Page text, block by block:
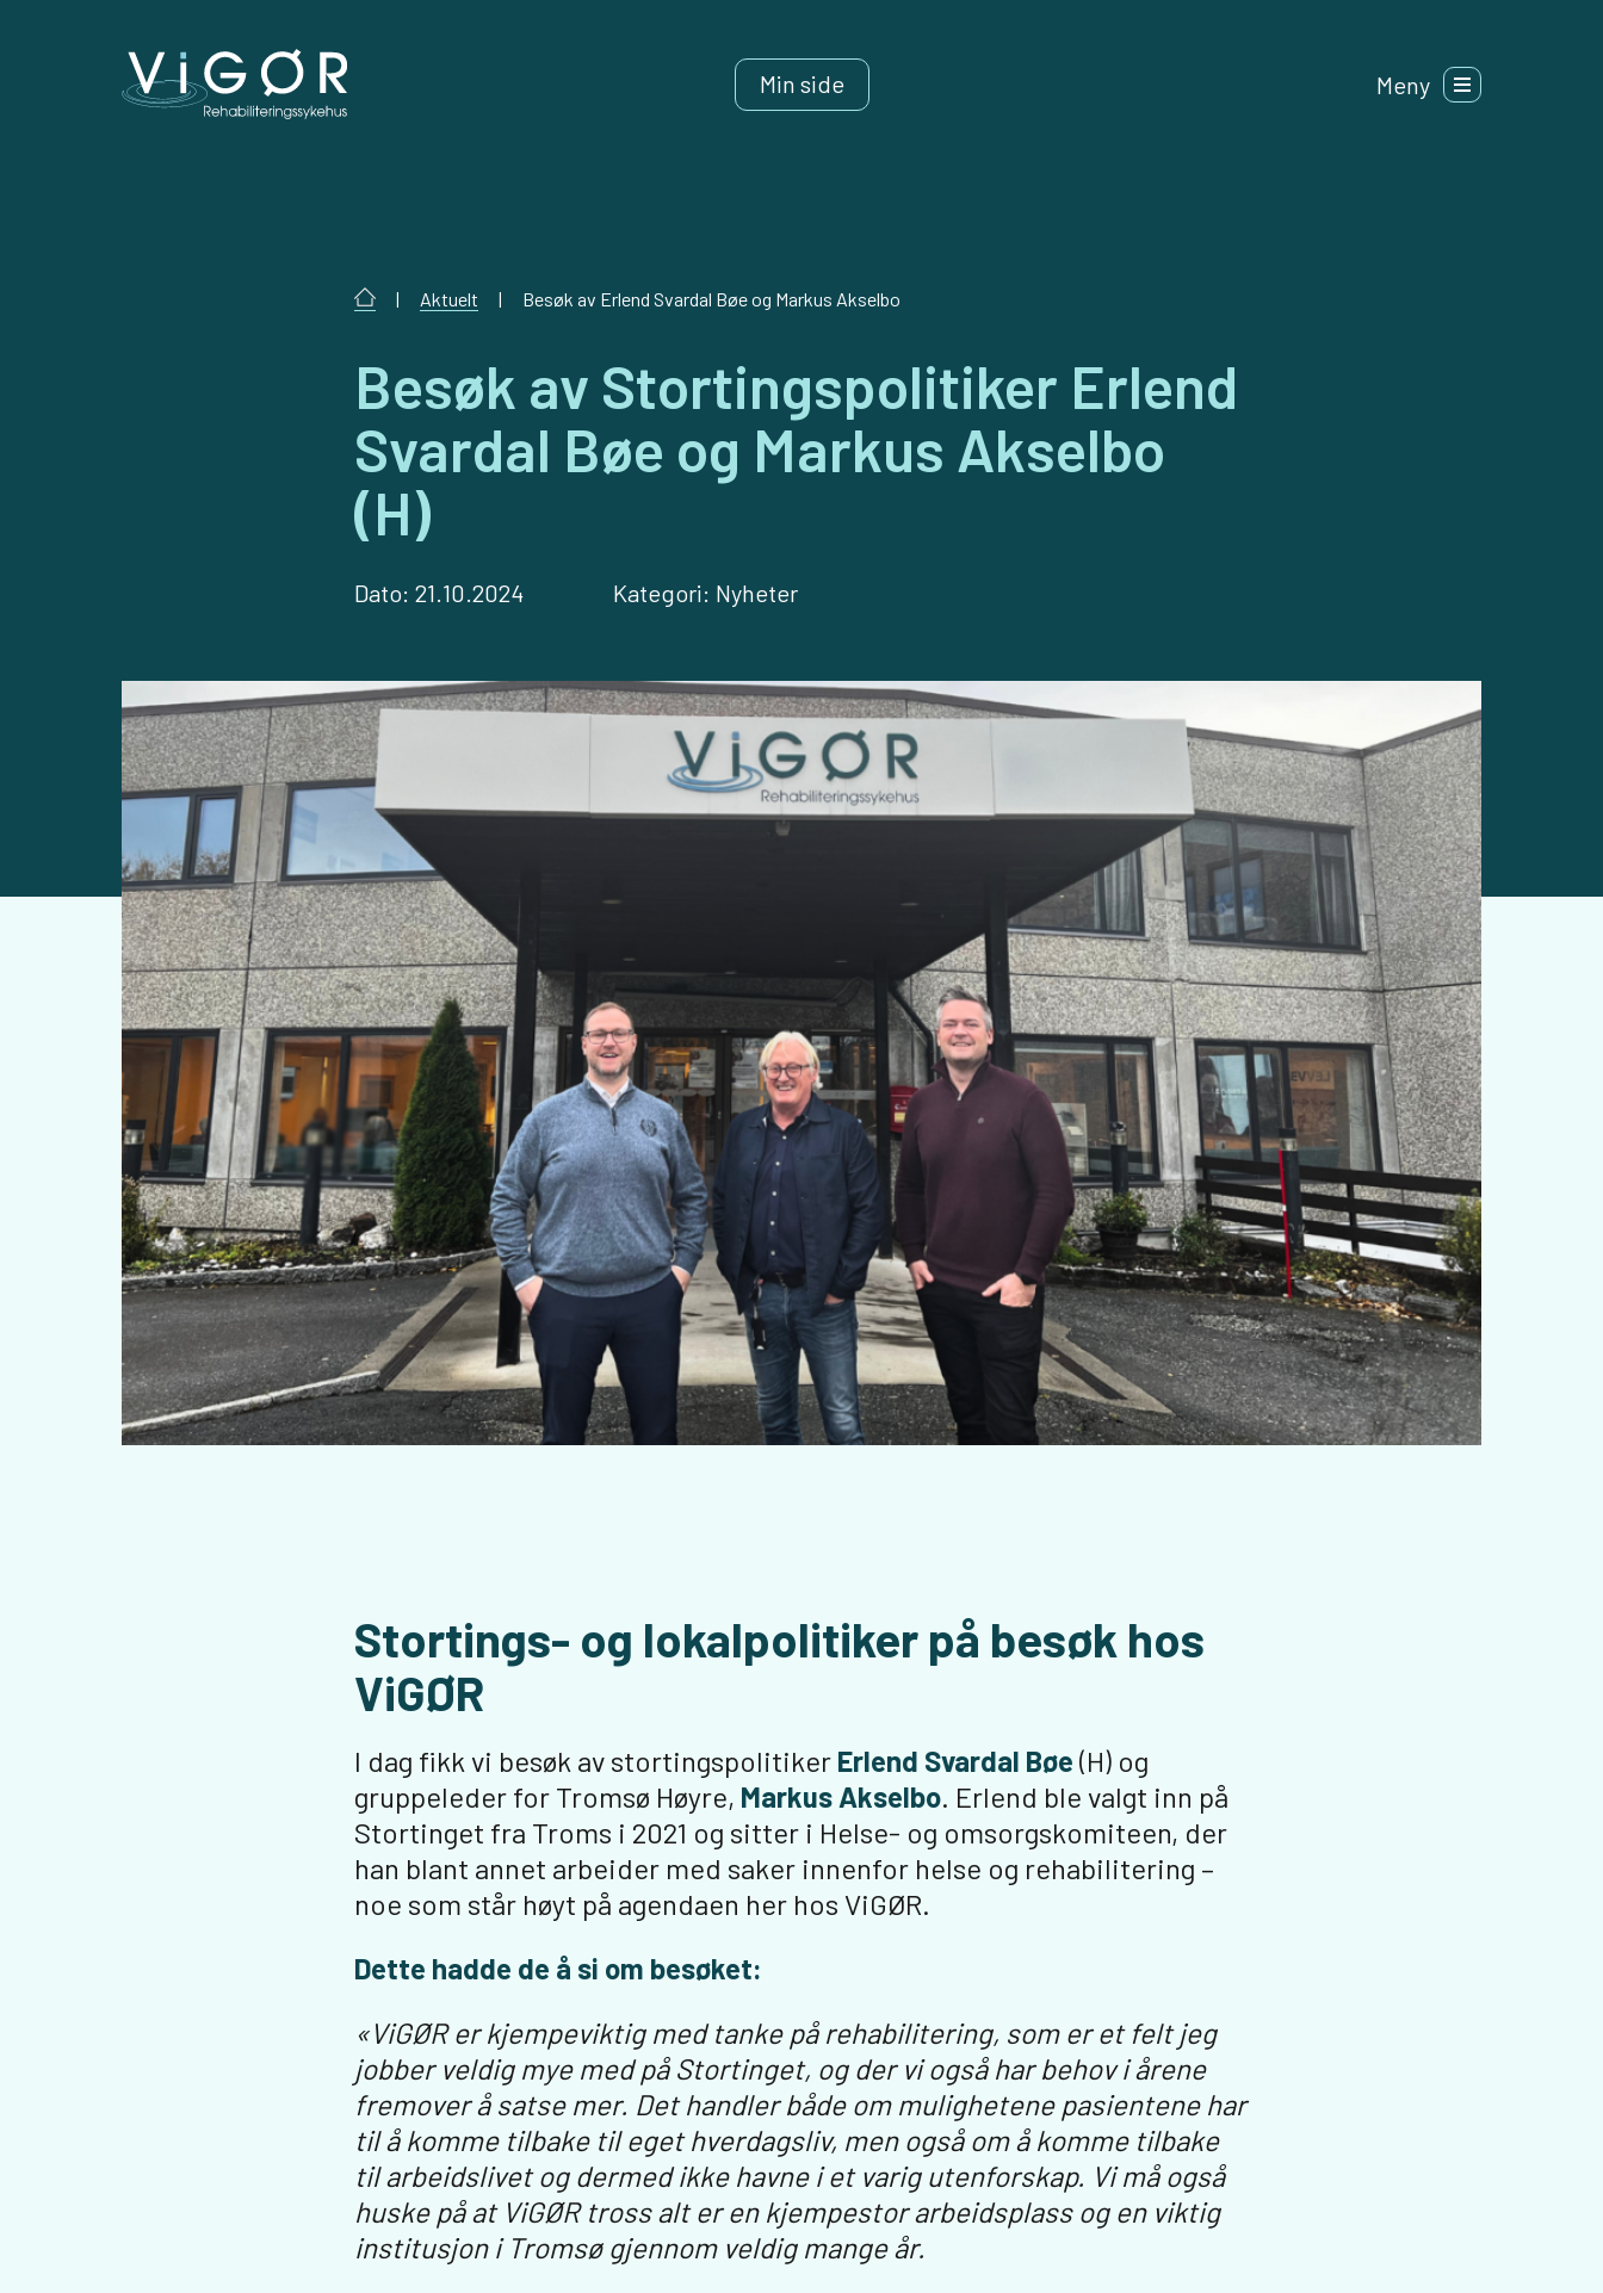
Min side Meny
| Aktuelt | Besøk av Erlend Svardal Bøe og Markus Akselbo
Besøk av Stortingspolitiker Erlend
Svardal Bøe og Markus Akselbo
(H)
Dato: 21.10.2024 Kategori: Nyheter
Stortings- og lokalpolitiker på besøk hos
ViGØR
I dag fikk vi besøk av stortingspolitiker Erlend Svardal Bøe (H) og
gruppeleder for Tromsø Høyre, Markus Akselbo. Erlend ble valgt inn på
Stortinget fra Troms i 2021 og sitter i Helse- og omsorgskomiteen, der
han blant annet arbeider med saker innenfor helse og rehabilitering –
noe som står høyt på agendaen her hos ViGØR.
Dette hadde de å si om besøket:
«ViGØR er kjempeviktig med tanke på rehabilitering, som er et felt jeg
jobber veldig mye med på Stortinget, og der vi også har behov i årene
fremover å satse mer. Det handler både om mulighetene pasientene har
til å komme tilbake til eget hverdagsliv, men også om å komme tilbake
til arbeidslivet og dermed ikke havne i et varig utenforskap. Vi må også
huske på at ViGØR tross alt er en kjempestor arbeidsplass og en viktig
institusjon i Tromsø gjennom veldig mange år.